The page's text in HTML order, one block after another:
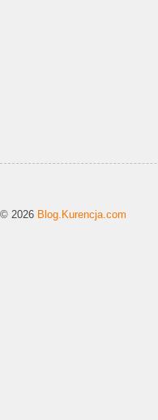
© 2026 Blog.Kurencja.com